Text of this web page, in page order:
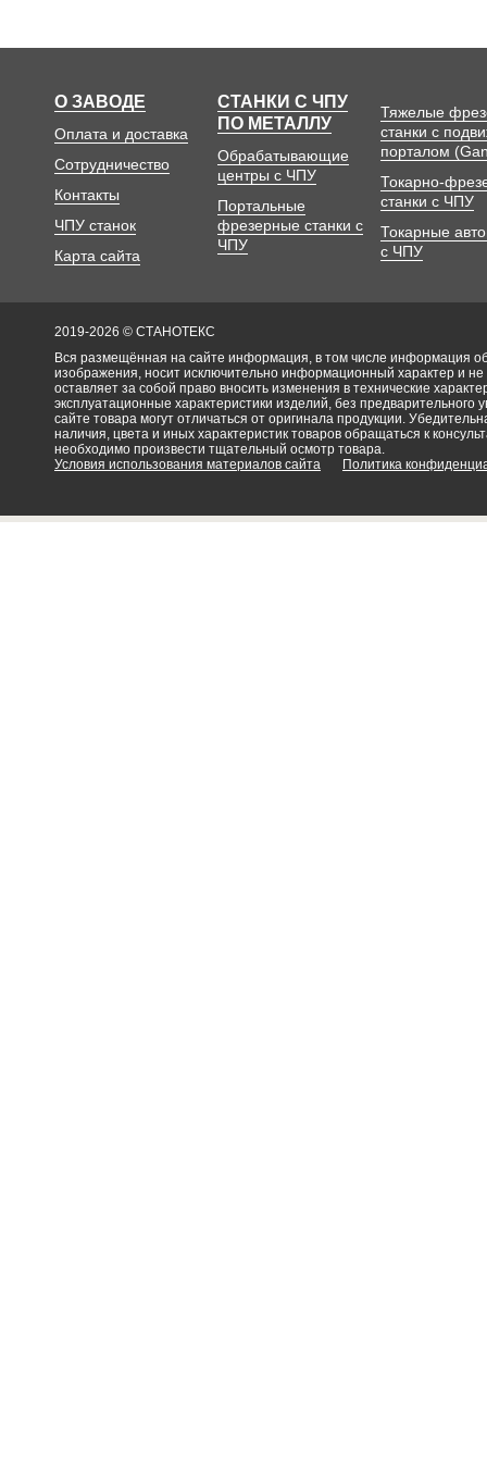
О ЗАВОДЕ
Оплата и доставка
Сотрудничество
Контакты
ЧПУ станок
Карта сайта
СТАНКИ С ЧПУ
ПО МЕТАЛЛУ
Обрабатывающие
центры с ЧПУ
Портальные
фрезерные станки с
ЧПУ
Тяжелые
станки с
порталом
Токарно-
станки с ЧПУ
Токарные
с ЧПУ
2019-2026 © СТАНОТЕКС
Вся размещённая на сайте информация, в том числе информация об
изображения, носит исключительно информационный характер и
оставляет за собой право вносить изменения в технические
эксплуатационные характеристики изделий, без
сайте товара могут отличаться от оригинала продукции.
наличия, цвета и иных характеристик товаров обращаться к
необходимо произвести тщательный осмотр товара.
Условия использования материалов сайта
Политика